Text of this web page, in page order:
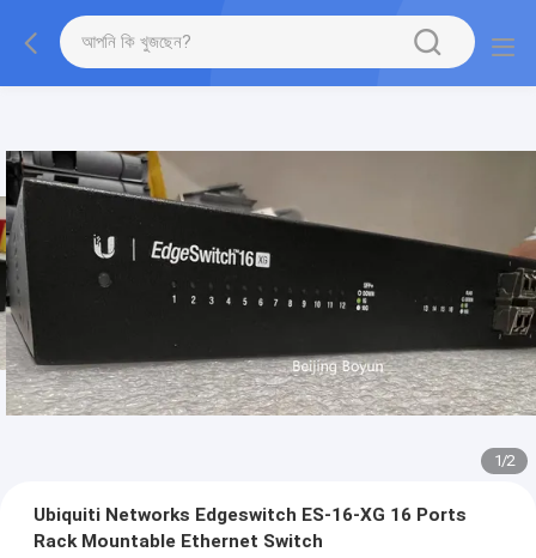
1/2
Ubiquiti Networks Edgeswitch ES-16-XG 16 Ports
Rack Mountable Ethernet Switch